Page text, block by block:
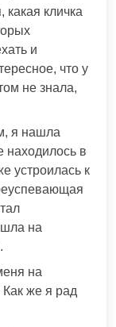
какая кличка
и
что у
не знала,
я нашла
находилось в
устроилась к
на
на
же я рад